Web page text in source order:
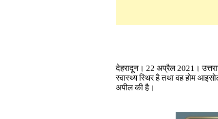
देहरादून। 22 अप्रैल 2021।
स्वास्थ्य स्थिर है तथा वह होम
अपील की है।